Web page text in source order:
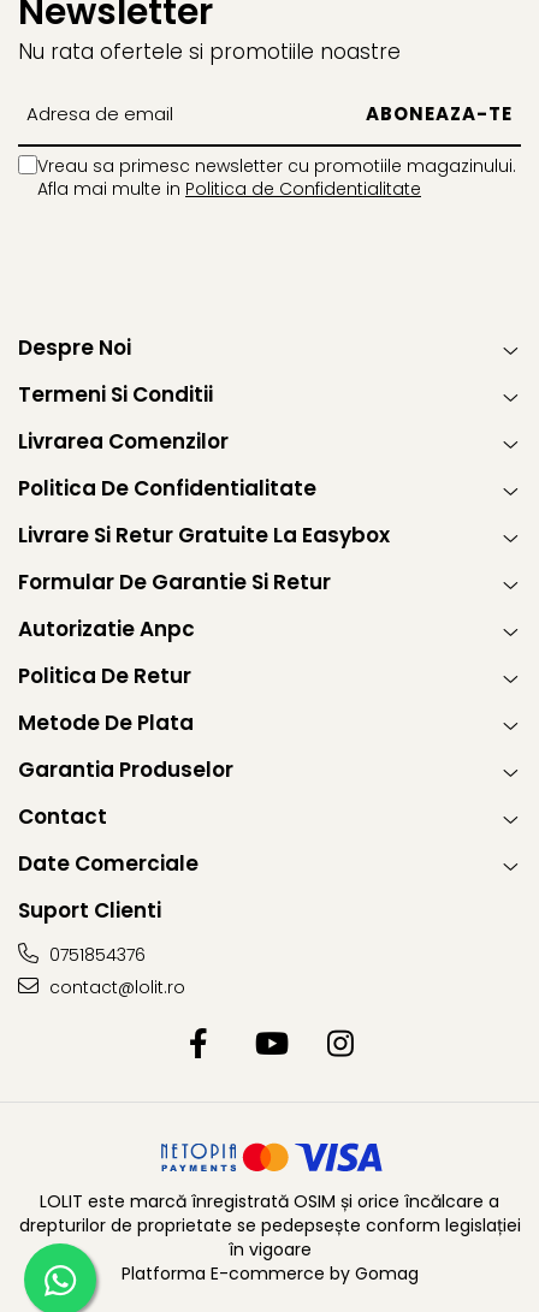
Newsletter
Nu rata ofertele si promotiile noastre
Vreau sa primesc newsletter cu promotiile magazinului.
Afla mai multe in Politica de Confidentialitate
Despre Noi
Termeni Si Conditii
Livrarea Comenzilor
Politica De Confidentialitate
Livrare Si Retur Gratuite La Easybox
Formular De Garantie Si Retur
Autorizatie Anpc
Politica De Retur
Metode De Plata
Garantia Produselor
Contact
Date Comerciale
Suport Clienti
0751854376
contact@lolit.ro
LOLIT este marcă înregistrată OSIM și orice încălcare a
drepturilor de proprietate se pedepsește conform legislației
în vigoare
Platforma E-commerce by Gomag